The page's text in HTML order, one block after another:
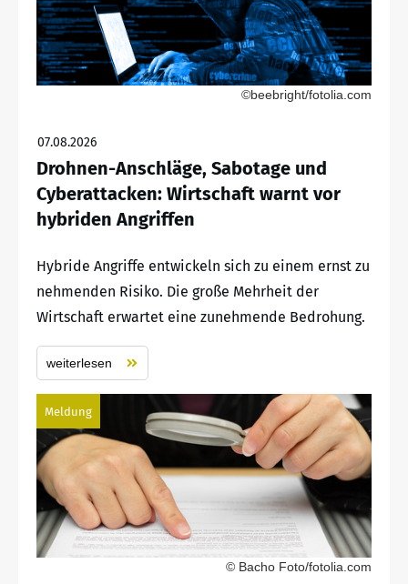
©beebright/fotolia.com
07.08.2026
Drohnen-Anschläge, Sabotage und
Cyberattacken: Wirtschaft warnt vor
hybriden Angriffen
Hybride Angriffe entwickeln sich zu einem ernst zu
nehmenden Risiko. Die große Mehrheit der
Wirtschaft erwartet eine zunehmende Bedrohung.
weiterlesen
Meldung
© Bacho Foto/fotolia.com